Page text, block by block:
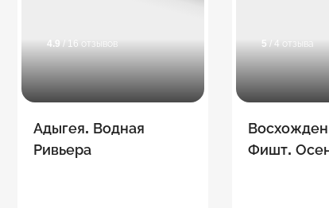
4.9 / 16 отзывов
Адыгея. Водная
Ривьера
5 / 4 отзыва
Фишт.